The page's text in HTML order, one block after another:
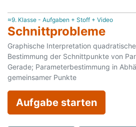
≈9. Klasse - Aufgaben + Stoff + Video
Schnittprobleme
Graphische Interpretation
Bestimmung der Schnittpunkte von
Gerade; Parameterbestimmung in
gemeinsamer Punkte
Aufgabe starten